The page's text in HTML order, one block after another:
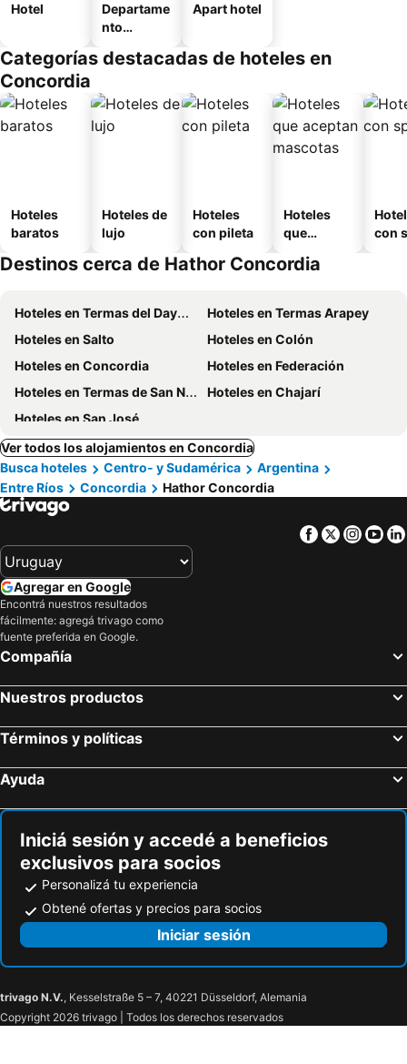
Hotel
Departame
nto
Apart hotel
Categorías destacadas de hoteles en
Concordia
Hoteles
baratos
Hoteles de
lujo
Hoteles
con pileta
Hoteles
que
mascotas
con
Destinos cerca de Hathor Concordia
Hoteles en Termas del Dayman
Hoteles en Termas Arapey
Hoteles en Salto
Hoteles en Colón
Hoteles en Concordia
Hoteles en Federación
Hoteles en Termas de San Nicanor
Hoteles en Chajarí
Hoteles en San José
Ver todos los alojamientos en Concordia
Busca hoteles
Centro- y Sudamérica
Argentina
Entre Ríos
Concordia Hathor Concordia
Facebook
Twitter
Agregar en Google
Encontrá nuestros resultados
fácilmente: agregá trivago como
fuente preferida en Google.
Compañía
Nuestros productos
Términos y políticas
Ayuda
Iniciá sesión y accedé a beneficios
exclusivos para socios
Personalizá tu experiencia
Obtené ofertas y precios para socios
Iniciar sesión
trivago N.V., Kesselstraße 5 – 7, 40221 Düsseldorf, Alemania
Copyright 2026 trivago | Todos los derechos reservados